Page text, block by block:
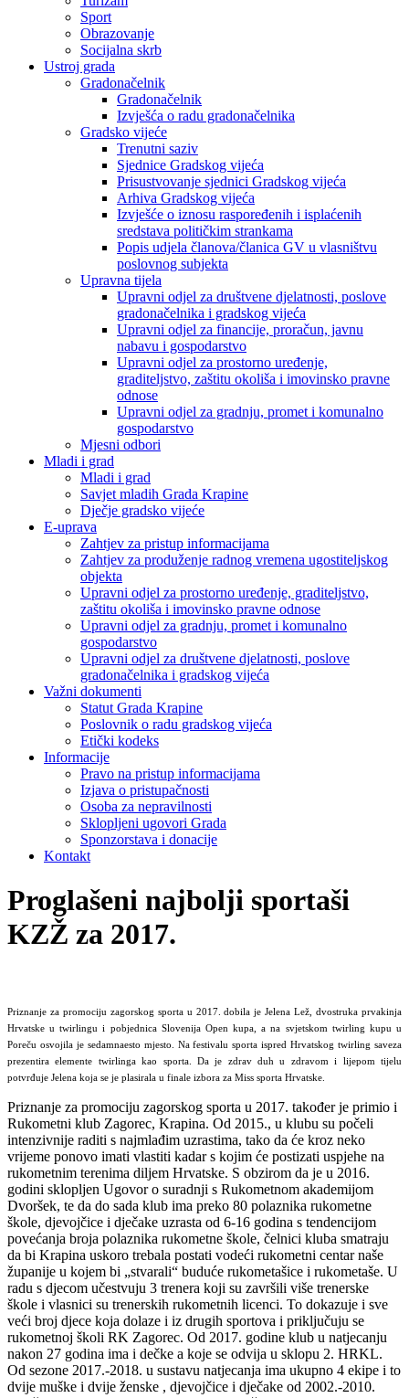
Sport
Obrazovanje
Socijalna skrb
Ustroj grada
Gradonačelnik
Gradonačelnik
Izvješća o radu gradonačelnika
Gradsko vijeće
Trenutni saziv
Sjednice Gradskog vijeća
Prisustvovanje sjednici Gradskog vijeća
Arhiva Gradskog vijeća
Izvješće o iznosu raspoređenih i isplaćenih
sredstava političkim strankama
Popis udjela članova/članica GV u vlasništvu
poslovnog subjekta
Upravna tijela
Upravni odjel za društvene djelatnosti, poslove
gradonačelnika i gradskog vijeća
Upravni odjel za financije, proračun, javnu
nabavu i gospodarstvo
Upravni odjel za prostorno uređenje,
graditeljstvo, zaštitu okoliša i imovinsko pravne
odnose
Upravni odjel za gradnju, promet i komunalno
gospodarstvo
Mjesni odbori
Mladi i grad
Mladi i grad
Savjet mladih Grada Krapine
Dječje gradsko vijeće
E-uprava
Zahtjev za pristup informacijama
Zahtjev za produženje radnog vremena ugostiteljskog
objekta
Upravni odjel za prostorno uređenje, graditeljstvo,
zaštitu okoliša i imovinsko pravne odnose
Upravni odjel za gradnju, promet i komunalno
gospodarstvo
Upravni odjel za društvene djelatnosti, poslove
gradonačelnika i gradskog vijeća
Važni dokumenti
Statut Grada Krapine
Poslovnik o radu gradskog vijeća
Etički kodeks
Informacije
Pravo na pristup informacijama
Izjava o pristupačnosti
Osoba za nepravilnosti
Sklopljeni ugovori Grada
Sponzorstava i donacije
Kontakt
Proglašeni najbolji sportaši
KZŽ za 2017.
Priznanje za promociju zagorskog sporta u 2017. dobila je Jelena Lež, dvostruka prvakinja
Hrvatske u twirlingu i pobjednica Slovenija Open kupa, a na svjetskom twirling kupu u
Poreču osvojila je sedamnaesto mjesto. Na festivalu sporta ispred Hrvatskog twirling saveza
prezentira elemente twirlinga kao sporta. Da je zdrav duh u zdravom i lijepom tijelu
potvrđuje Jelena koja se je plasirala u finale izbora za Miss sporta Hrvatske.
Priznanje za promociju zagorskog sporta u 2017. također je primio i
Rukometni klub Zagorec, Krapina. Od 2015., u klubu su počeli
intenzivnije raditi s najmlađim uzrastima, tako da će kroz neko
vrijeme ponovo imati vlastiti kadar s kojim će postizati uspjehe na
rukometnim terenima diljem Hrvatske. S obzirom da je u 2016.
godini sklopljen Ugovor o suradnji s Rukometnom akademijom
Dvoršek, te da do sada klub ima preko 80 polaznika rukometne
škole, djevojčice i dječake uzrasta od 6-16 godina s tendencijom
povećanja broja polaznika rukometne škole, čelnici kluba smatraju
da bi Krapina uskoro trebala postati vodeći rukometni centar naše
županije u kojem bi „stvarali“ buduće rukometašice i rukometaše. U
radu s djecom učestvuju 3 trenera koji su završili više trenerske
škole i vlasnici su trenerskih rukometnih licenci. To dokazuje i sve
veći broj djece koja dolaze i iz drugih sportova i priključuju se
rukometnoj školi RK Zagorec. Od 2017. godine klub u natjecanju
nakon 27 godina ima i dečke a koje se odvija u sklopu 2. HRKL.
Od sezone 2017.-2018. u sustavu natjecanja ima ukupno 4 ekipe i to
dvije muške i dvije ženske , djevojčice i dječake od 2002.-2010.